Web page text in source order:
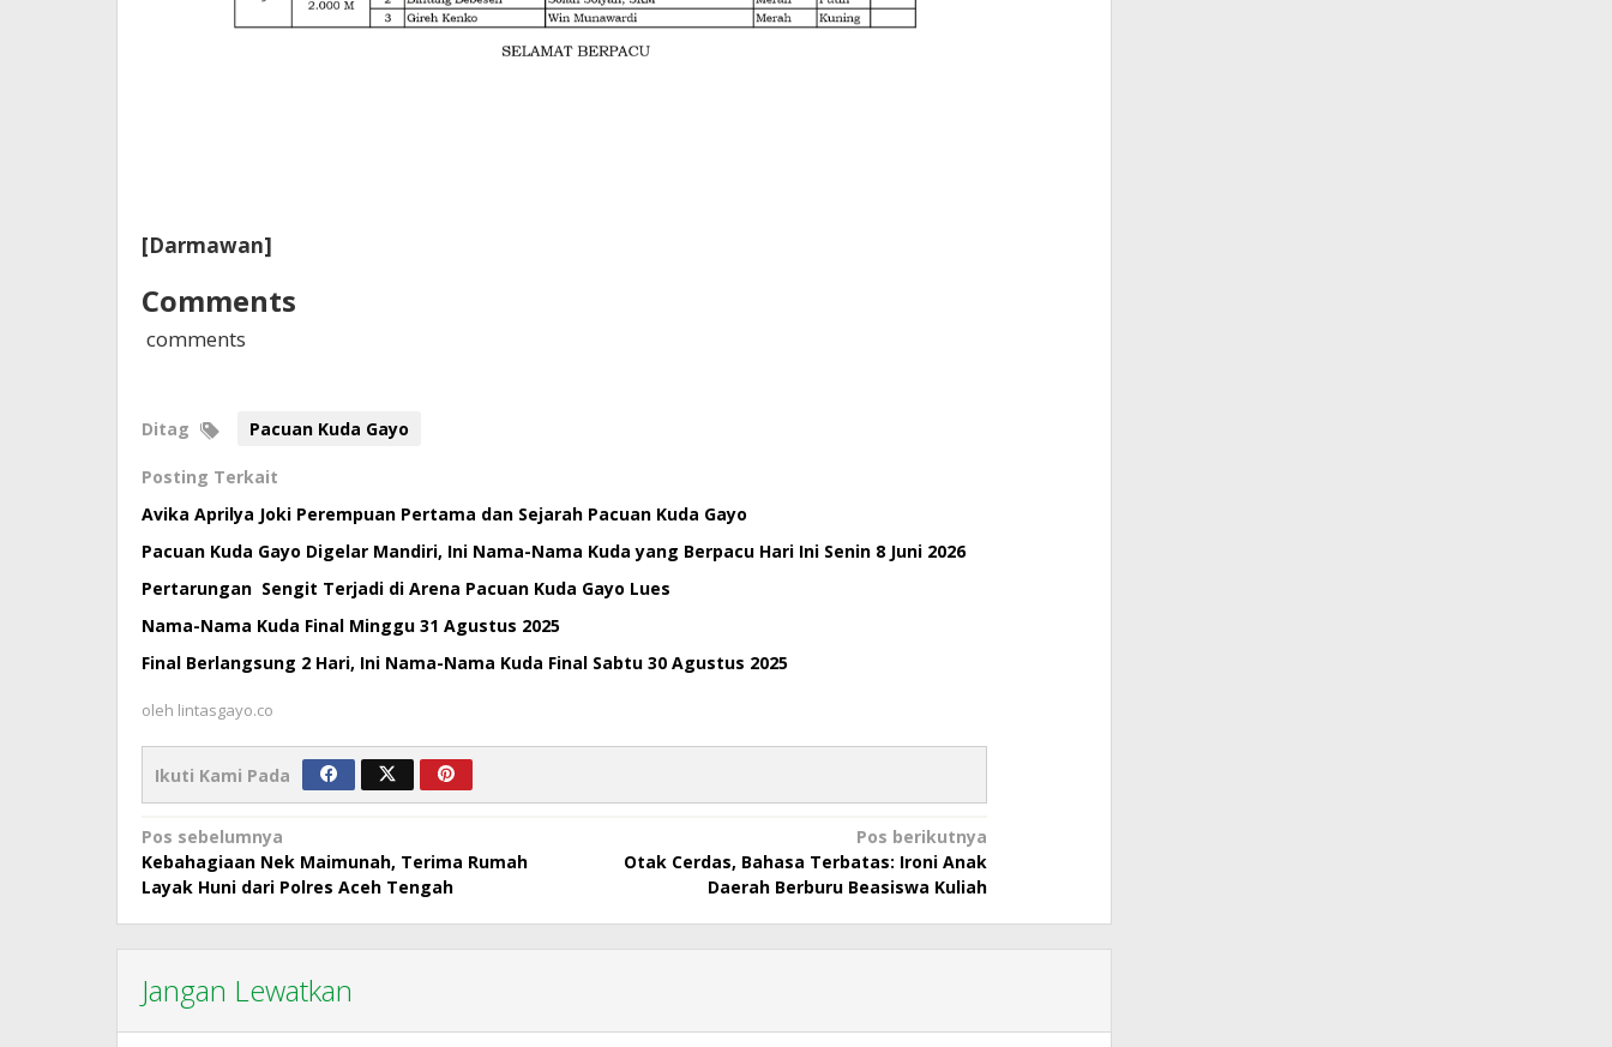
[Darmawan]
Comments
comments
Ditag Pacuan Kuda Gayo
Posting Terkait
Avika Aprilya Joki Perempuan Pertama dan Sejarah Pacuan Kuda Gayo
Pacuan Kuda Gayo Digelar Mandiri, Ini Nama-Nama Kuda yang Berpacu Hari Ini Senin 8 Juni 2026
Pertarungan Sengit Terjadi di Arena Pacuan Kuda Gayo Lues
Nama-Nama Kuda Final Minggu 31 Agustus 2025
Final Berlangsung 2 Hari, Ini Nama-Nama Kuda Final Sabtu 30 Agustus 2025
oleh lintasgayo.co
Ikuti Kami Pada
Navigasi
pos
Pos sebelumnya
Kebahagiaan Nek Maimunah, Terima Rumah
Layak Huni dari Polres Aceh Tengah
Pos berikutnya
Otak Cerdas, Bahasa Terbatas: Ironi Anak
Daerah Berburu Beasiswa Kuliah
Jangan Lewatkan